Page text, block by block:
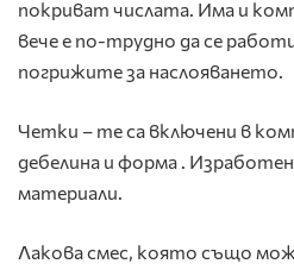
покриват числата. Има и
вече е по-трудно да се
погрижите за наслояването.
Четки – те са включени в
дебелина и форма .
материали.
Лакова смес, която също